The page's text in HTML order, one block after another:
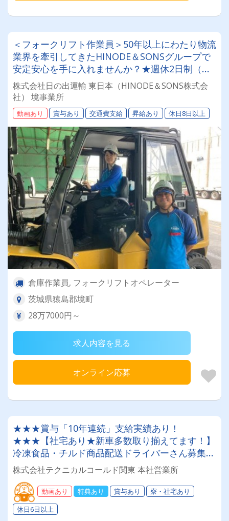
＜フォークリフト作業員＞50年以上にわたり物流
業界を牽引してきたHINODE＆SONSグループで
安定安心を手に入れませんか？★週休2日制（土
日祝休み） ★未経験歓迎 ★月給28万円～ ★ジョ
ブチェンジも可
株式会社日の出運輸 東日本（HINODE＆SONS株式会
社） 境事業所
動画あり 賞与あり 交通費支給 昇給あり 休日8日以上
倉庫作業員, フォークリフトオペレーター
茨城県猿島郡境町
28万7000円～
求人内容を見る
オンライン応募
★★★賞与「10年連続」支給実績あり！
★★★【社宅あり★新車多数取り揃えてます！】
冷凍食品・チルド商品配送ドライバーさん募集
中！普通免許のみでOK★【月給50万円も可能！
大型トラックでのお仕事】
株式会社テクニカルコールド関東 本社営業所
動画あり 特典あり 賞与あり
寮・社宅あり
休日6日以上